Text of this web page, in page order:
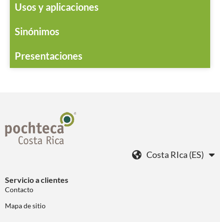
Usos y aplicaciones
Sinónimos
Presentaciones
Costa RIca (ES)
Servicio a clientes
Contacto
Mapa de sitio